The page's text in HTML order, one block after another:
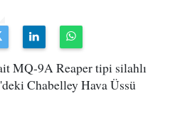
MQ-9A Reaper tipi silahlı
Chabelley Hava Üssü